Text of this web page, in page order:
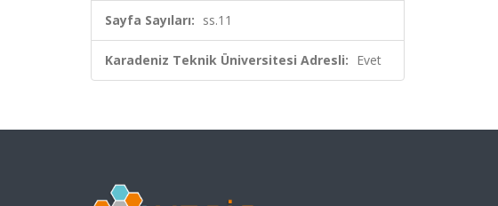
Sayfa Sayıları: ss.11
Karadeniz Teknik Üniversitesi Adresli: Evet